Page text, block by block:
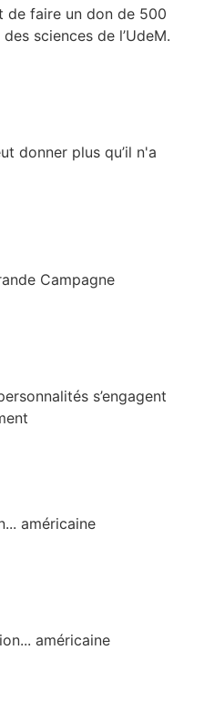
donner plus qu’il n'a
s’engagent
américaine